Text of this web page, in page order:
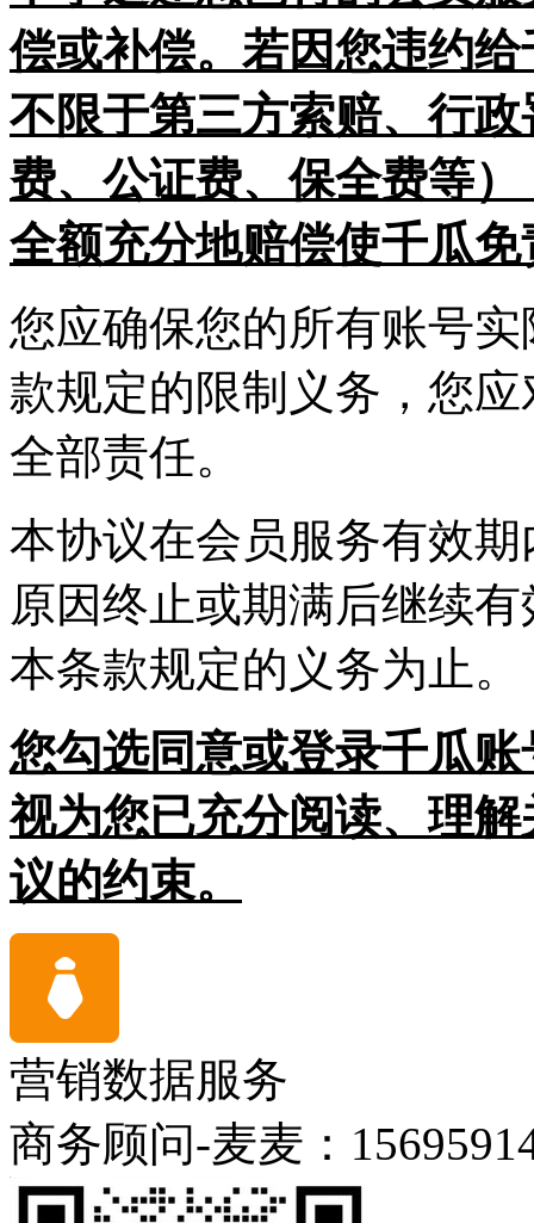
偿或补偿。若因您违约
不限于第三方索赔、行
费、公证费、保全费等
全额充分地赔偿使千瓜免
您应确保您的所有账号
款规定的限制义务，您
全部责任。
本协议在会员服务有效
原因终止或期满后继续
本条款规定的义务为止。
您勾选同意或登录千瓜
视为您已充分阅读、理
议的约束。
营销数据服务
商务顾问-麦麦：